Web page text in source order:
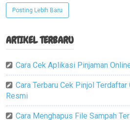
Posting Lebih Baru
ARTIKEL TERBARU
Cara Cek Aplikasi Pinjaman
Cara Terbaru Cek Pinjol
Resmi
Cara Menghapus File Sampah